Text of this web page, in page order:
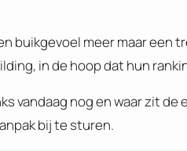
buikgevoel meer maar een
in de hoop dat hun
vandaag nog en waar zit
bij te sturen.